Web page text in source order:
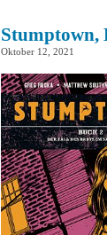
Stumptown,
Oktober 12, 2021